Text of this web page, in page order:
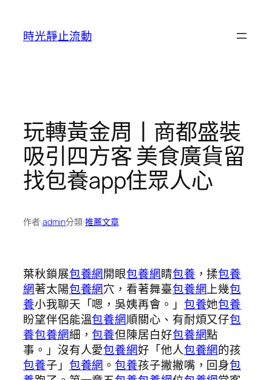
時光靜止流動
玩轉黃金周丨商都盛裝
吸引四方客 美食廣貨留
找包養app住眾人心
作者:admin分類:推薦文章
葉秋鎖展包養網開眼包養網睛包養 ，揉包養
網著太陽包養網穴，看著舞臺包養網上幾包
養小我聊天「嗯，吳姨再會。」 包養她包養
盼望伴侶能溫包養網順關心、有耐煩又仔包
養包養網細，包養但陳居白好包養網點
事。」沒有人愛包養網好「他人包養網的孩
包養子」 包養網 。包養孩子撇撇嘴，回身包